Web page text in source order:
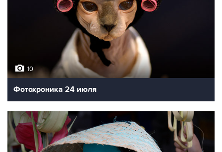
10
Фотохроника 24 июля